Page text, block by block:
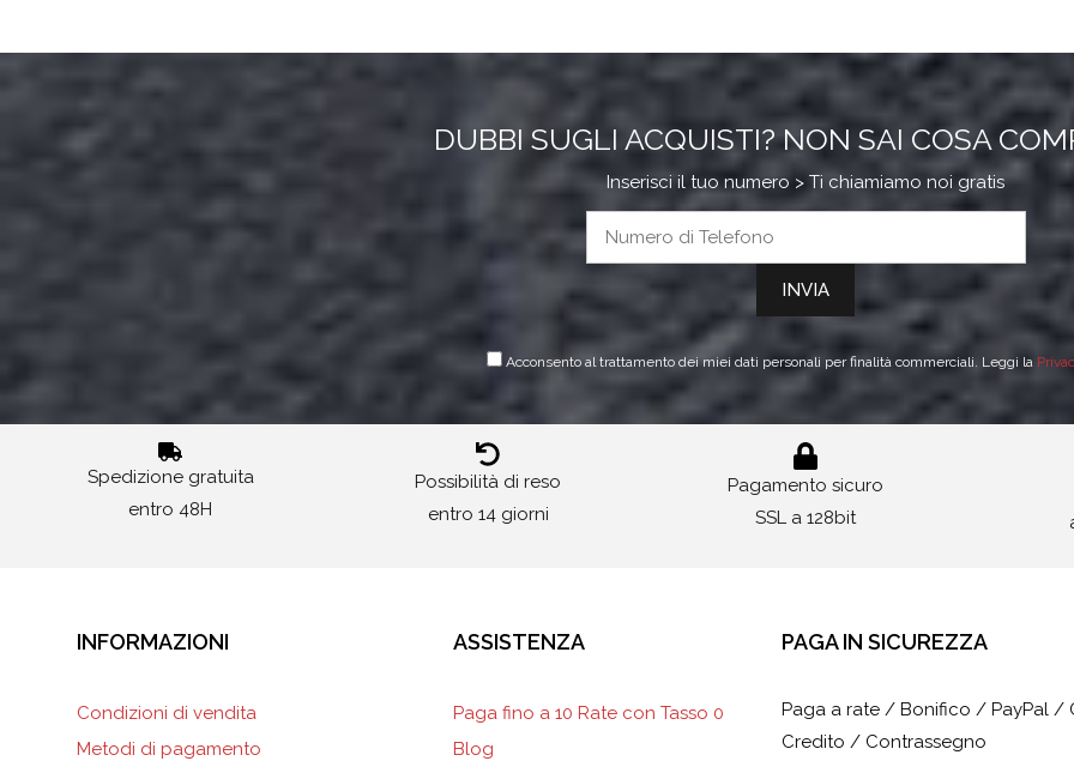
DUBBI SUGLI ACQUISTI? NON SAI COSA
Inserisci il tuo numero > Ti chiamiamo noi gratis
Acconsento al trattamento dei miei dati personali per finalità commerciali. Leggi la
Spedizione gratuita
entro 48H
Possibilità di reso
entro 14 giorni
Pagamento sicuro
SSL a 128bit
INFORMAZIONI
Condizioni di vendita
Metodi di pagamento
ASSISTENZA
Paga fino a 10 Rate con Tasso 0
Blog
PAGA IN SICUREZZA
Paga a rate / Bonifico / PayPal /
Credito / Contrassegno